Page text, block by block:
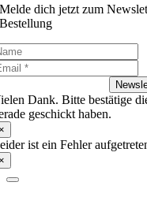
Melde dich jetzt zum
Bestellung
Dank. Bitte bestätige
geschickt haben.
ist ein Fehler